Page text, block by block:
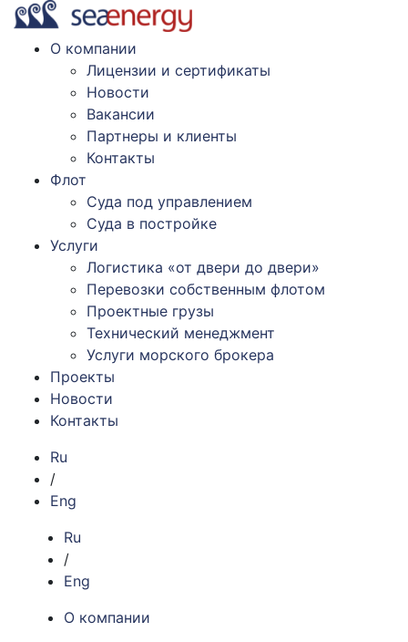
О компании
Лицензии и сертификаты
Новости
Вакансии
Партнеры и клиенты
Контакты
Флот
Суда под управлением
Суда в постройке
Услуги
Логистика «от двери до двери»
Перевозки собственным флотом
Проектные грузы
Технический менеджмент
Услуги морского брокера
Проекты
Новости
Контакты
Ru
/
Eng
Ru
/
Eng
О компании